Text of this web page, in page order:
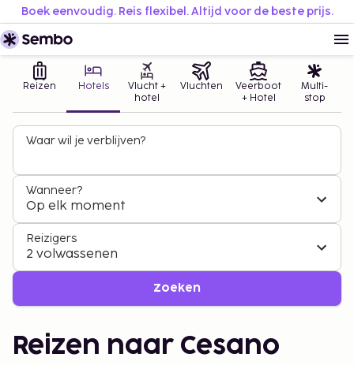
Boek eenvoudig. Reis flexibel. Altijd voor de beste prijs.
Reizen Hotels
Vlucht +
hotel
Vluchten
Veerboot
+ Hotel
Multi-
stop
Waar wil je verblijven?
Wanneer?
Op elk moment
Reizigers
2 volwassenen
Zoeken
Reizen naar Cesano